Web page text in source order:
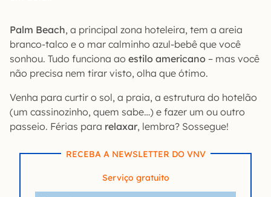
Palm Beach, a principal zona hoteleira, tem a areia
branco-talco e o mar calminho azul-bebê que você
sonhou. Tudo funciona ao estilo americano – mas você
não precisa nem tirar visto, olha que ótimo.
Venha para curtir o sol, a praia, a estrutura do hotelão
(um cassinozinho, quem sabe…) e fazer um ou outro
passeio. Férias para relaxar, lembra? Sossegue!
RECEBA A NEWSLETTER DO VNV
Serviço gratuito